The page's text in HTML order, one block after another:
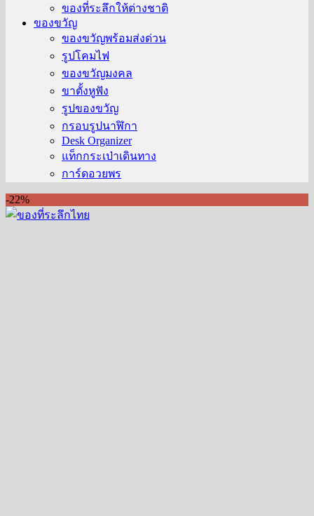
ของที่ระลึกให้ต่างชาติ
ของขวัญ
ของขวัญพร้อมส่งด่วน
รูปโคมไฟ
ของขวัญมงคล
ขาตั้งหูฟัง
รูปของขวัญ
กรอบรูปนาฬิกา
Desk Organizer
แท็กกระเป่าเดินทาง
การ์ดอวยพร
-22%